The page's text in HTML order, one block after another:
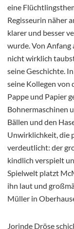
eine
Regisseurin näher
klarer und besser
wurde. Von Anfang
nicht wirklich
seine Geschichte.
seine Kollegen von
Pappe und Papier
Bohnermaschinen
Bällen und den
Unwirklichkeit, die
verdeutlicht: der
kindlich verspielt
Spielwelt platzt
ihn laut und
Müller in
Jorinde Dröse